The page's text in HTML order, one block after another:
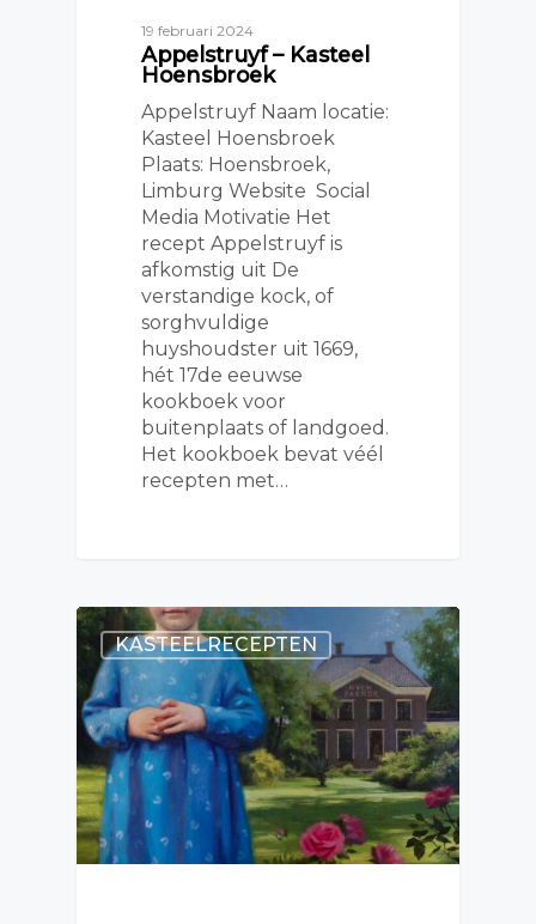
19 februari 2024
Appelstruyf – Kasteel
Hoensbroek
Appelstruyf Naam locatie:
Kasteel Hoensbroek
Plaats: Hoensbroek,
Limburg Website Social
Media Motivatie Het
recept Appelstruyf is
afkomstig uit De
verstandige kock, of
sorghvuldige
huyshoudster uit 1669,
hét 17de eeuwse
kookboek voor
buitenplaats of landgoed.
Het kookboek bevat véél
recepten met…
KASTEELRECEPTEN